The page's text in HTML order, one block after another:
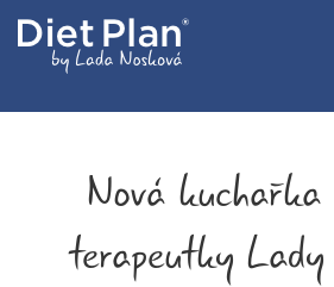
Nová
terapeutky Lady